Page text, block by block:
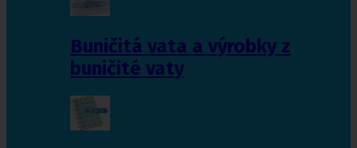
Buničitá vata a výrobky z
buničité vaty